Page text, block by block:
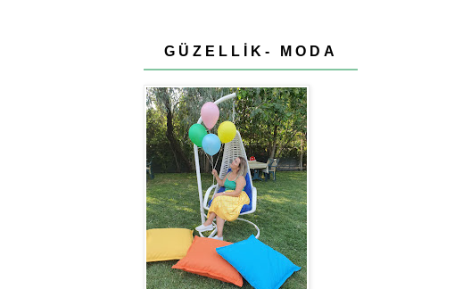
GÜZELLİK- MODA